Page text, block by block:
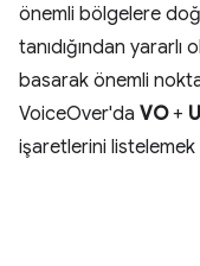
önemli bölgelere
tanıdığından
basarak önemli
VoiceOver'da VO+ U
işaretlerini